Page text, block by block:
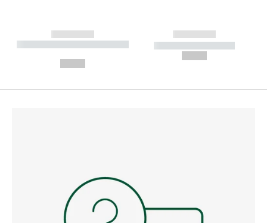
------------
----------- ----------- --------
------------
----------- -----------